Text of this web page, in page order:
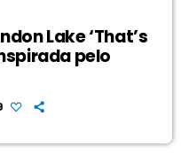
Lake ‘That’s
pelo